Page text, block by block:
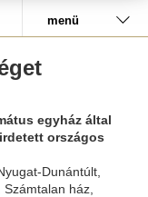
menü
egyház által
országos
Dunántúlt,
ház,